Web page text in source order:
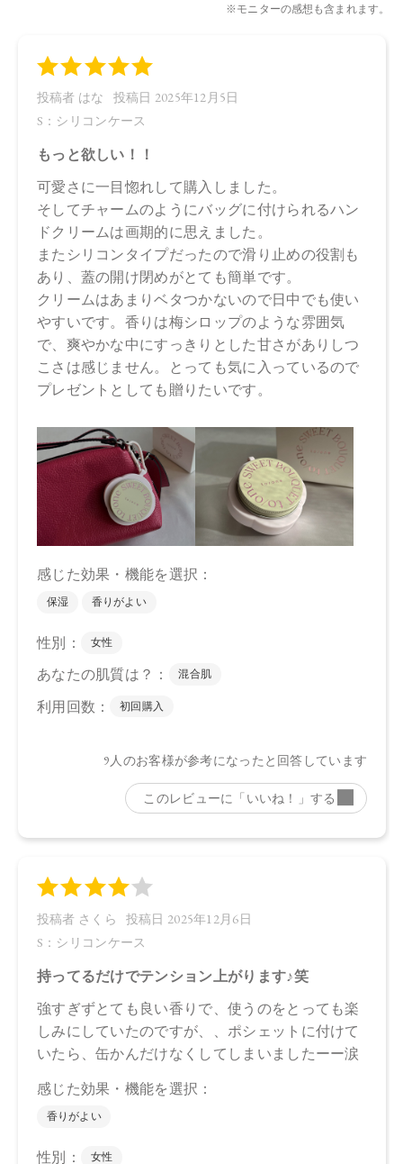
【全成分】
水、スクワラン、トリ（カプリル酸/カプリン酸）グリセリ
ル、グリセリン、ミツロウ、ペンチレングリコール、シア
アリン酸ポリグリセリル－2、フランスラベンダーエキス、エ
ーデルワイス花/葉エキス、トウキンセンカ花エキス、カニナ
バラ果実エキス、モモ葉エキス、カミツレ花エキス、ユキノ
シタエキス、サトザクラ花エキス、オリーブ果実油、ヒマワ
リ種子油、オプンチアフィクスインジカ種子油、香料、アル
ギニン、BG、フィチン酸、酸化銀、トコフェロール、ラウリ
ン酸イソアミル、オリーブ油脂肪酸セテアリル、ステアリン
酸グリセリル、ステアリルアルコール、オリーブ油脂肪酸ソ
ルビタン、キサンタンガム、ロドデンドロンフェルギネウム
エキス
【特定原材料等】
【原産国】
日本
【メーカー品番】
店舗でお問い合わせの際には、下記品番をお伝え下さい。
F：4573623434171
CosmeKitchen 2025/12/1
※店舗での取り扱いや詳しい在庫状況につきましては、各店
舗にお問い合わせください。
※発売日は予告なく変更する可能性がございます。予めご了
※通常はご注文より１～３営業日での発送となります。
商品によっては、お届けまで１～２週間かかる場合がござい
合がございます。
載と異なる場合がございます。
●予告なくパッケージ仕様が変更になる場合がございます。